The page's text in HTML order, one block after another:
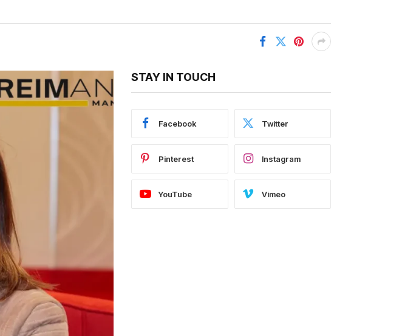
STAY IN TOUCH
Facebook Twitter
Pinterest Instagram
YouTube Vimeo